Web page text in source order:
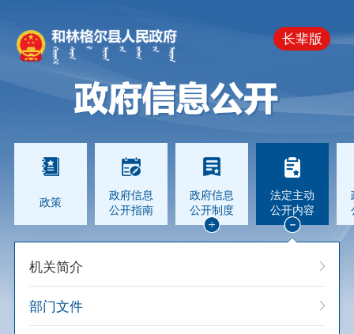
长辈版
政策
政府信息
公开指南
政府信息
公开制度
法定主动
公开内容
机关简介
部门文件